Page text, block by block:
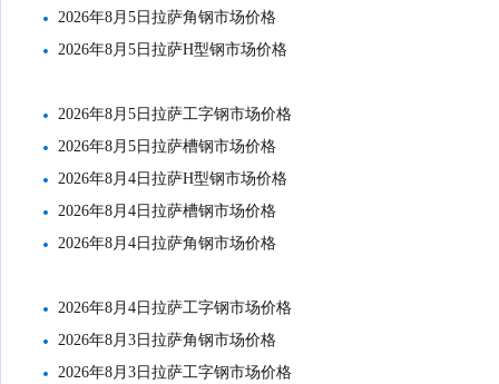
2026年8月5日拉萨角钢市场价格
2026年8月5日拉萨H型钢市场价格
2026年8月5日拉萨工字钢市场价格
2026年8月5日拉萨槽钢市场价格
2026年8月4日拉萨H型钢市场价格
2026年8月4日拉萨槽钢市场价格
2026年8月4日拉萨角钢市场价格
2026年8月4日拉萨工字钢市场价格
2026年8月3日拉萨角钢市场价格
2026年8月3日拉萨工字钢市场价格